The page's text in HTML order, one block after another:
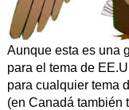
Aunque esta es una
para el tema de
para cualquier tema
(en Canadá también